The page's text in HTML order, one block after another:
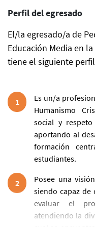
Perfil del egresado
El/la egresado/a de
Educación Media en
tiene el siguiente
1
Es un/a
Humanismo
social y
aportando al
formación
estudiantes.
2
Posee una
siendo capaz de
evaluar el
atendiendo la